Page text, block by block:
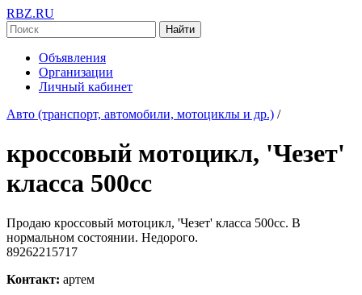
RBZ.RU
Найти
Объявления
Организации
Личный кабинет
Авто (транспорт, автомобили, мотоциклы и др.) /
кроссовый мотоцикл, 'Чезет'
класса 500сс
Продаю кроссовый мотоцикл, 'Чезет' класса 500сс. В
нормальном состоянии. Недорого.
89262215717
Контакт: артем